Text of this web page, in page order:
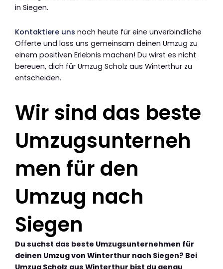
in Siegen.
Kontaktiere uns noch heute für eine unverbindliche
Offerte und lass uns gemeinsam deinen Umzug zu
einem positiven Erlebnis machen! Du wirst es nicht
bereuen, dich für Umzug Scholz aus Winterthur zu
entscheiden.
Wir sind das beste
Umzugsunterneh
men für den
Umzug nach
Siegen
Du suchst das beste Umzugsunternehmen für
deinen Umzug von Winterthur nach Siegen? Bei